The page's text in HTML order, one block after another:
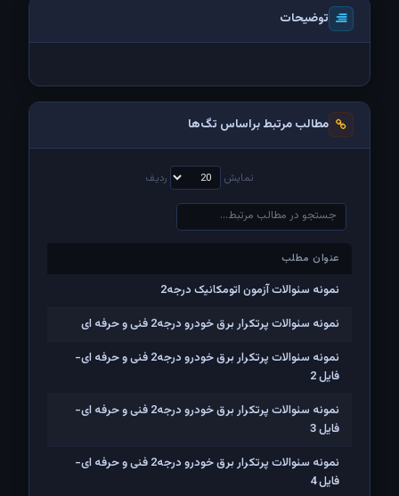
توضیحات
مطالب مرتبط براساس تگ‌ها
نمایش ردیف
عنوان مطلب
عنوان مطلب
نمونه سئوالات آزمون اتومکانیک درجه2
نمونه سئوالات پرتکرار برق خودرو درجه2 فنی و حرفه ای
نمونه سئوالات پرتکرار برق خودرو درجه2 فنی و حرفه ای-
فایل 2
نمونه سئوالات پرتکرار برق خودرو درجه2 فنی و حرفه ای-
فایل 3
نمونه سئوالات پرتکرار برق خودرو درجه2 فنی و حرفه ای-
فایل 4